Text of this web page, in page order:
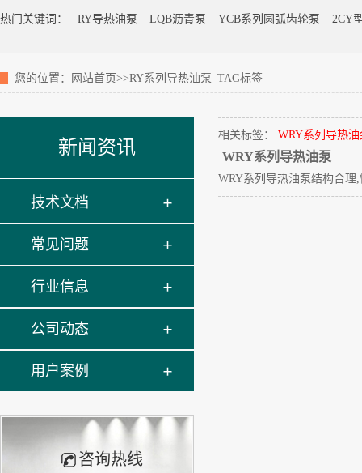
热门关键词： RY导热油泵 LQB沥青泵 YCB系列圆弧齿轮泵 2CY
您的位置： 网站首页>>RY系列导热油泵_TAG标签
新闻资讯
技术文档
常见问题
行业信息
公司动态
用户案例
咨询热线
相关标签： WRY系列导热油
WRY系列导热油泵
WRY系列导热油泵结构合理